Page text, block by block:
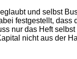
und selbst
festgestellt, dass
nur das Heft
nicht aus der